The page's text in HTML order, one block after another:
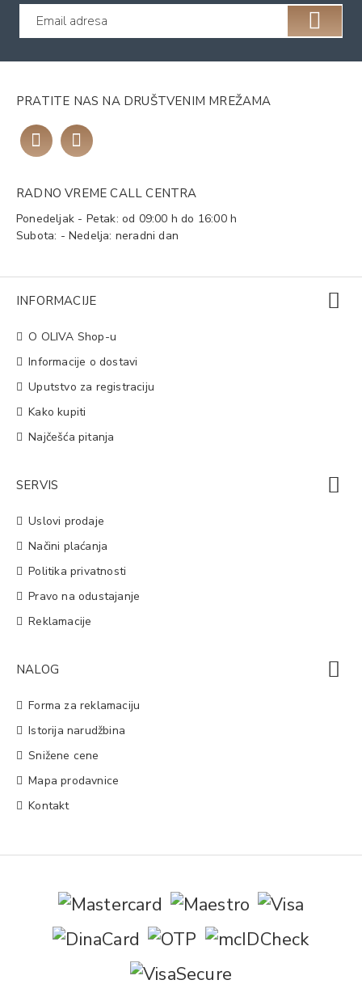
PRATITE NAS NA DRUŠTVENIM MREŽAMA
RADNO VREME CALL CENTRA
Ponedeljak - Petak: od 09:00 h do 16:00 h
Subota: - Nedelja: neradni dan
INFORMACIJE
O OLIVA Shop-u
Informacije o dostavi
Uputstvo za registraciju
Kako kupiti
Najčešća pitanja
SERVIS
Uslovi prodaje
Načini plaćanja
Politika privatnosti
Pravo na odustajanje
Reklamacije
NALOG
Forma za reklamaciju
Istorija narudžbina
Snižene cene
Mapa prodavnice
Kontakt